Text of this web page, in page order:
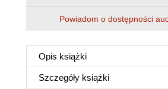
Powiadom o dostępności
Opis książki
Szczegóły książki